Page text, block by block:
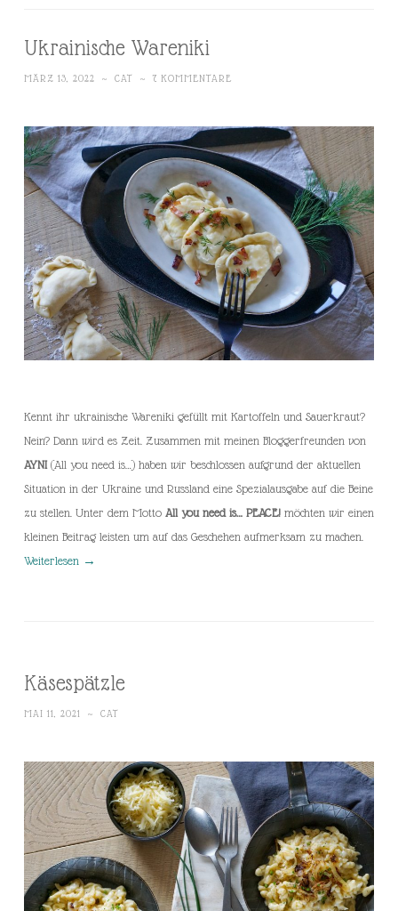
Ukrainische Wareniki
MÄRZ 13, 2022 ~ CAT ~ 7 KOMMENTARE
Kennt ihr ukrainische Wareniki gefüllt mit Kartoffeln und Sauerkraut?
Nein? Dann wird es Zeit. Zusammen mit meinen Bloggerfreunden von
AYNI(All you need is…) haben wir beschlossen aufgrund der aktuellen
Situation in der Ukraine und Russland eine Spezialausgabe auf die Beine
zu stellen. Unter dem Motto All you need is… PEACE! möchten wir einen
kleinen Beitrag leisten um auf das Geschehen aufmerksam zu machen.
Weiterlesen →
Käsespätzle
MAI 11, 2021 ~ CAT